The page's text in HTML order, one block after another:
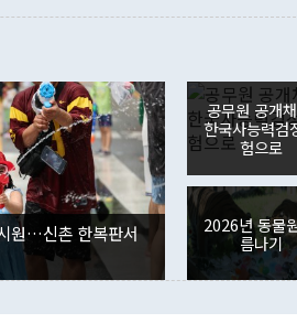
관은 업무보고 사후 브
이 9월 러시아 블라디보
며 "정부 차원에서 (참석
은 "그것은 외교부의 몫"
잘랐다. 정 장관이 이날
않았다는 점에서 문제가
사합의 복원, 4자회담 추
권이라는 지적이 나오고
뒤 "여기 업무보고에 발
부의 한 소식통은 "정 장
를 거쳐 결정된 사안이
련 부처 장관이 정부의
하고 대통령의 면전에서
는 배당수입이 늘어난 데
였던 올해 3월(369억
인의 해외투자가 80억
각각 증가했다. 증권투자
국인의 국내 주식 투자는
감소하며 전월(-310억
경신했다. 외국인의 국내
분기 말 만기도래 영향으
다. 내국인의 해외 증권
다.
원…신촌 한복판서
공무원 공개
한국사능력검
험으로
2026년 동물
름나기